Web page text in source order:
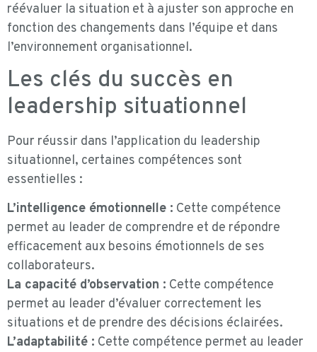
réévaluer la situation et à ajuster son approche en
fonction des changements dans l’équipe et dans
l’environnement organisationnel.
Les clés du succès en
leadership situationnel
Pour réussir dans l’application du leadership
situationnel, certaines compétences sont
essentielles :
L’intelligence émotionnelle : Cette compétence
permet au leader de comprendre et de répondre
efficacement aux besoins émotionnels de ses
collaborateurs.
La capacité d’observation : Cette compétence
permet au leader d’évaluer correctement les
situations et de prendre des décisions éclairées.
L’adaptabilité : Cette compétence permet au leader